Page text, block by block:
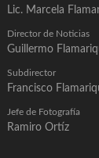
Lic. Marcela
Director de Noticias
Guillermo
Subdirector
Francisco
Jefe de Fotografía
Ramiro Ortíz